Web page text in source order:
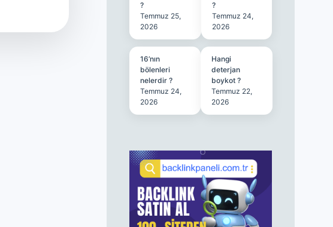
?
Temmuz 25,
2026
?
Temmuz 24,
2026
16’nın
bölenleri
nelerdir ?
Temmuz 24,
2026
Hangi
deterjan
boykot ?
Temmuz 22,
2026